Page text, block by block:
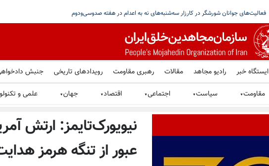
برگزاری میز کتاب توسط هواداران سازمان مجاهدین در گرامیداشت یاد شهیدان قیام سراسری در پاریس
ایستگاه خبر رادیو مجاهد مقالات رهبری مقاومت رویدادهای تاریخی جنبش
مقاومت▼ سیاست▼ اجتماعی▼ اقتصاد▼ جهان▼ علمی و
نیویورک‌تایمز: ارتش
عبور از تنگه هرمز